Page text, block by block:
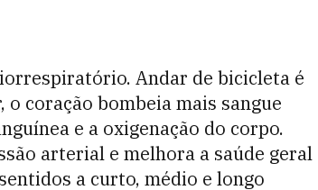
Andar de bicicleta é
coração bombeia mais sangue
e a oxigenação do corpo.
arterial e melhora a saúde geral
a curto, médio e longo